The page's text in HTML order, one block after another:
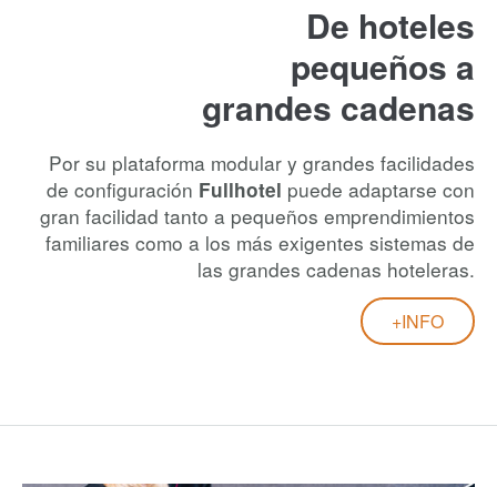
De hoteles
pequeños a
grandes cadenas
Por su plataforma modular y grandes facilidades
de configuración Fullhotel puede adaptarse con
gran facilidad tanto a pequeños emprendimientos
familiares como a los más exigentes sistemas de
las grandes cadenas hoteleras.
+INFO